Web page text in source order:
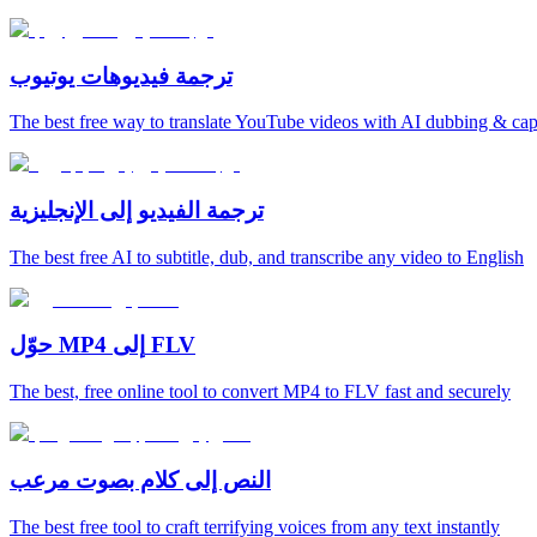
ترجمة فيديوهات يوتيوب
The best free way to translate YouTube videos with AI dubbing &
ترجمة الفيديو إلى الإنجليزية
The best free AI to subtitle, dub, and transcribe any video to English
حوّل MP4 إلى FLV
The best, free online tool to convert MP4 to FLV fast and securely
النص إلى كلام بصوت مرعب
The best free tool to craft terrifying voices from any text instantly